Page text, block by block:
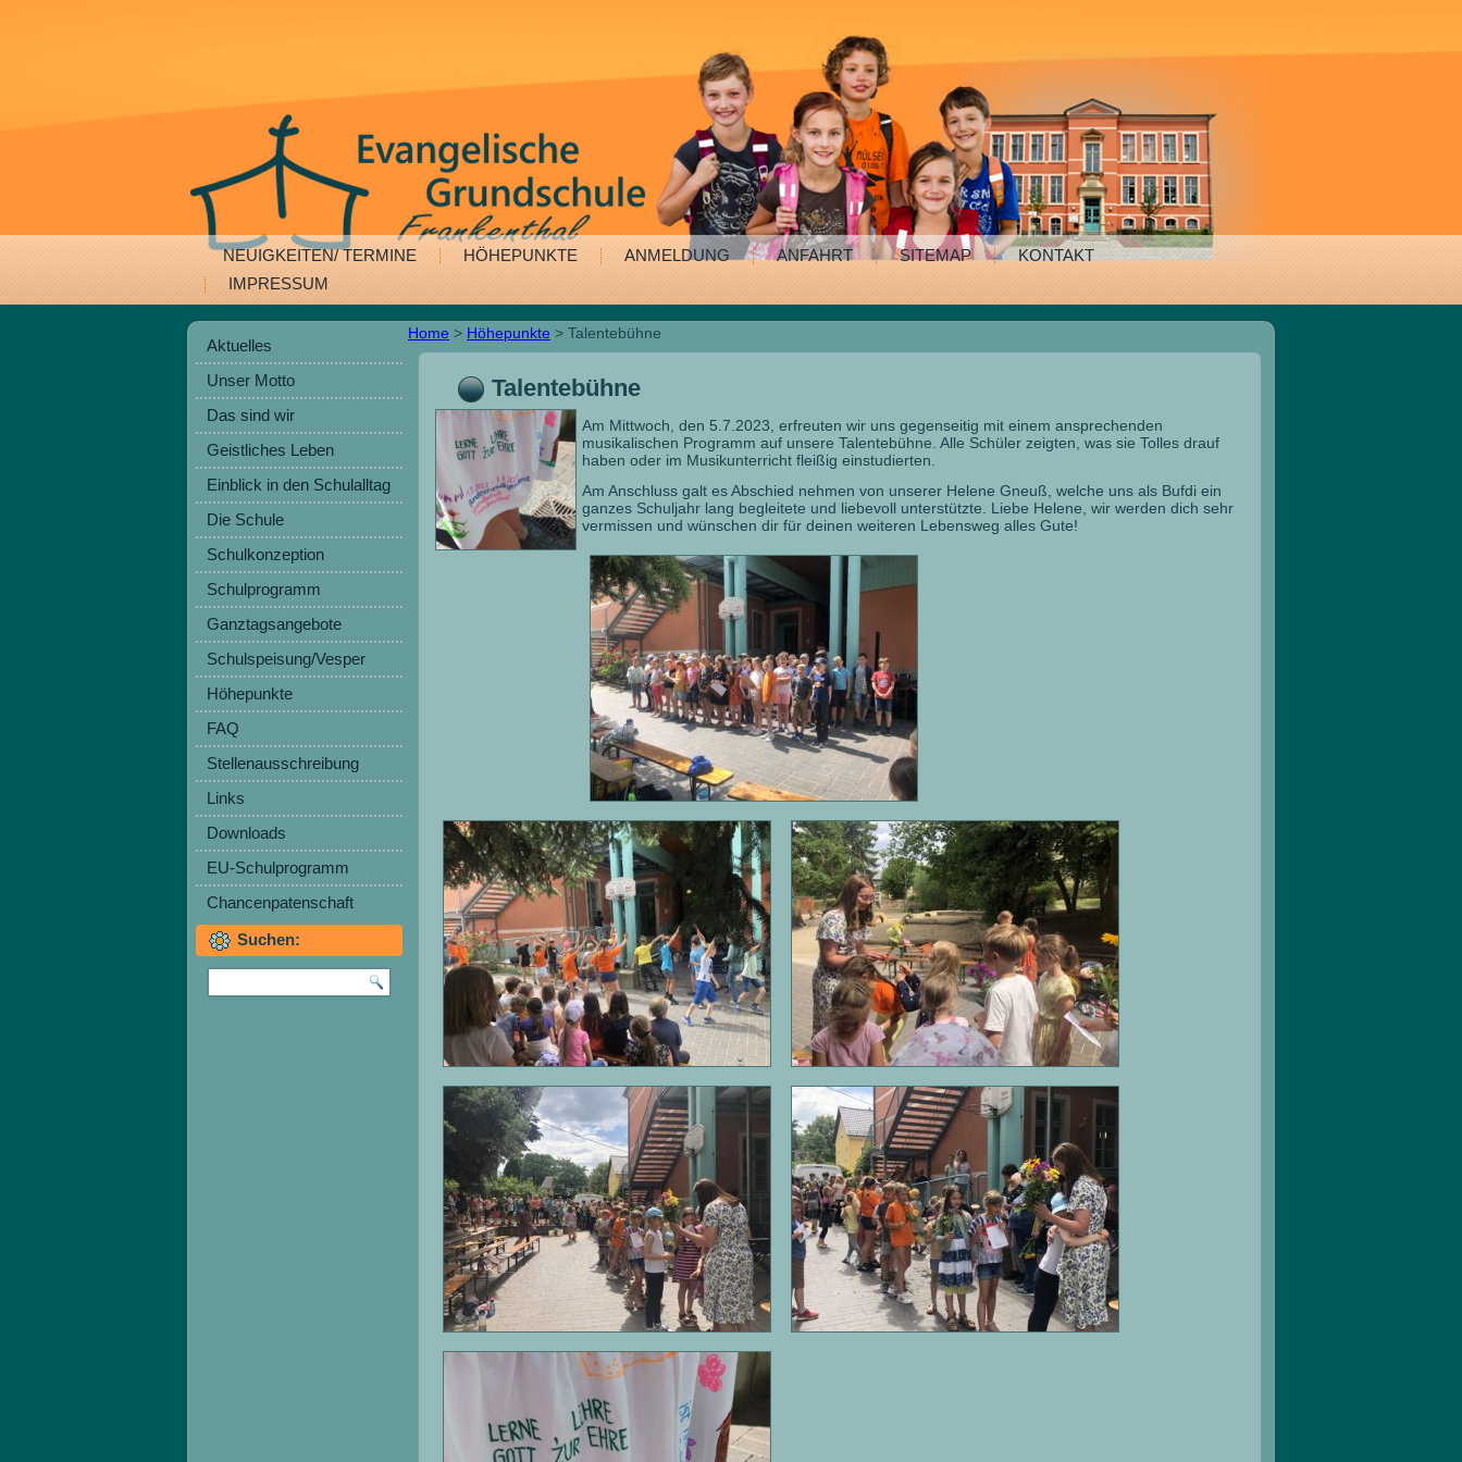
NEUIGKEITEN/ TERMINE HÖHEPUNKTE ANMELDUNG ANFAHRT SITEMAP
KONTAKT
IMPRESSUM
Aktuelles
Unser Motto
Das sind wir
Geistliches Leben
Einblick in den Schulalltag
Die Schule
Schulkonzeption
Schulprogramm
Ganztagsangebote
Schulspeisung/Vesper
Höhepunkte
FAQ
Stellenausschreibung
Links
Downloads
EU-Schulprogramm
Chancenpatenschaft
Suchen:
Home > Höhepunkte > Talentebühne
Talentebühne
Am Mittwoch, den 5.7.2023, erfreuten wir uns gegenseitig mit einem ansprechenden
musikalischen Programm auf unsere Talentebühne. Alle Schüler zeigten, was sie Tolles drauf
haben oder im Musikunterricht fleißig einstudierten.
Am Anschluss galt es Abschied nehmen von unserer Helene Gneuß, welche uns als Bufdi ein
ganzes Schuljahr lang begleitete und liebevoll unterstützte. Liebe Helene, wir werden dich sehr
vermissen und wünschen dir für deinen weiteren Lebensweg alles Gute!